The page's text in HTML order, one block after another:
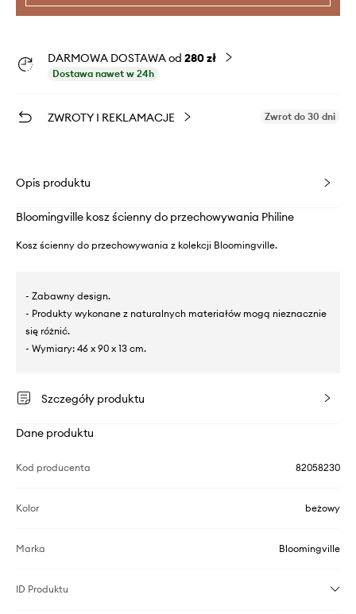
DARMOWA DOSTAWA od 280 zł
Dostawa nawet w 24h
ZWROTY I REKLAMACJE Zwrot do 30 dni
Opis produktu
Bloomingville kosz ścienny do przechowywania Philine
Kosz ścienny do przechowywania z kolekcji Bloomingville.
- Zabawny design.
- Produkty wykonane z naturalnych materiałów mogą nieznacznie
się różnić.
- Wymiary: 46 x 90 x 13 cm.
Szczegóły produktu
Dane produktu
Kod producenta 82058230
Kolor beżowy
Marka Bloomingville
ID Produktu